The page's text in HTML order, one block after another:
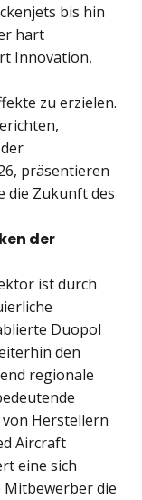
bis hin
hart
Innovation,
zu erzielen.
präsentieren
die Zukunft des
der
ist durch
Duopol
den
regionale
Herstellern
Aircraft
eine sich
Mitbewerber die